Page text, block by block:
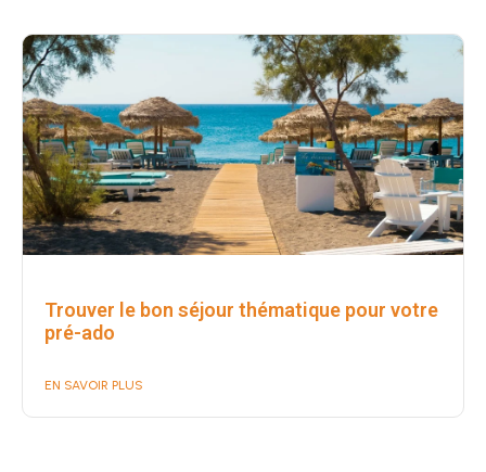
Trouver le bon séjour thématique pour votre
pré-ado
EN SAVOIR PLUS